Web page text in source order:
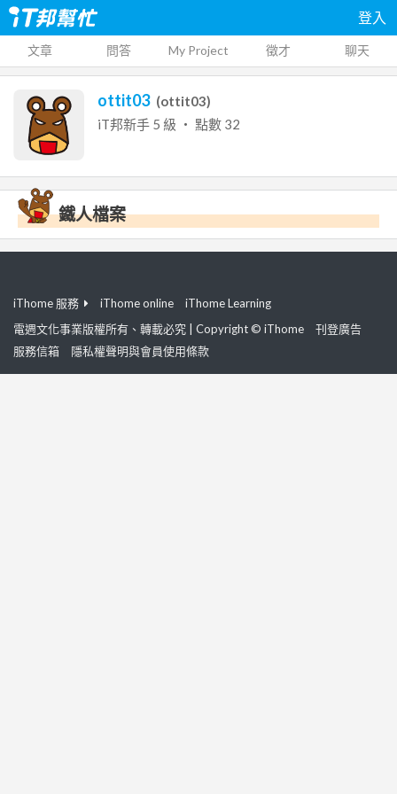
登入
文章 問答 My Project 徵才 聊天
ottit03 (ottit03)
iT邦新手 5 級 ‧ 點數 32
鐵人檔案
iThome 服務 iThome online
iThome Learning
電週文化事業版權所有、轉載必究 | Copyright © iThome
刊登廣告
服務信箱
隱私權聲明與會員使用條款